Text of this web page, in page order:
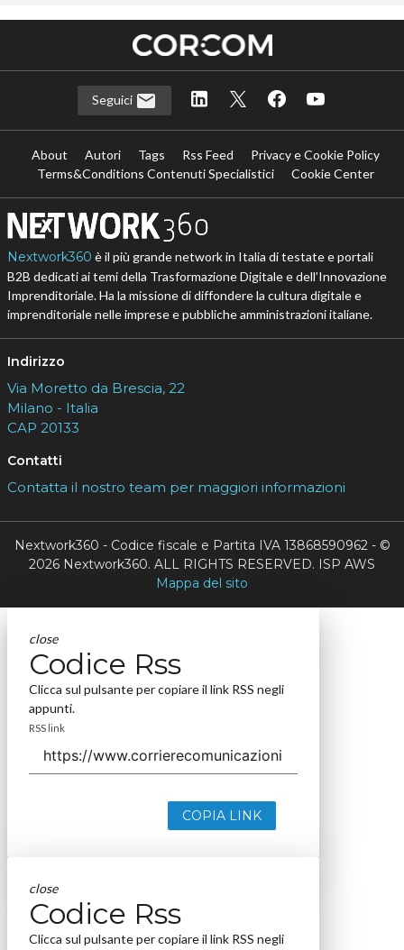
Seguici
About Autori Tags Rss Feed
Privacy e Cookie Policy
Terms&Conditions Contenuti Specialistici
Cookie Center
Nextwork360 è il più grande network in Italia di testate e portali
B2B dedicati ai temi della Trasformazione Digitale e dell’Innovazione
Imprenditoriale. Ha la missione di diffondere la cultura digitale e
imprenditoriale nelle imprese e pubbliche amministrazioni italiane.
Indirizzo
Via Moretto da Brescia, 22
Milano - Italia
CAP 20133
Contatti
Contatta il nostro team per maggiori informazioni
Nextwork360 - Codice fiscale e Partita IVA 13868590962 - ©
2026 Nextwork360. ALL RIGHTS RESERVED. ISP AWS
Mappa del sito
close
Codice Rss
Clicca sul pulsante per copiare il link RSS negli
appunti.
RSS link
COPIA LINK
close
Codice Rss
Clicca sul pulsante per copiare il link RSS negli